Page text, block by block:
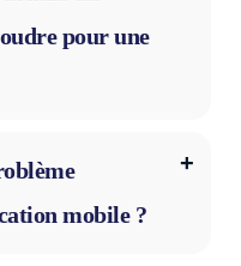
pour une
mobile ?